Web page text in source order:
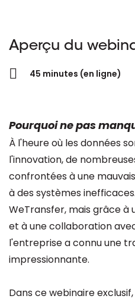
Aperçu du
45 minutes (en ligne)
Pourquoi ne pas
À l'heure où les données
l'innovation, de
confrontées à une
à des systèmes
WeTransfer, mais grâce
et à une collaboration
l'entreprise a connu une
impressionnante.
Dans ce webinaire